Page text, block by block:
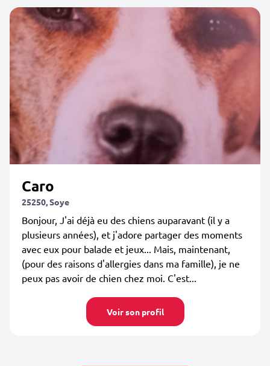
Caro
25250, Soye
Bonjour, J'ai déjà eu des chiens auparavant (il y a
plusieurs années), et j'adore partager des moments
avec eux pour balade et jeux... Mais, maintenant,
(pour des raisons d'allergies dans ma famille), je ne
peux pas avoir de chien chez moi. C'est...
Voir son profil